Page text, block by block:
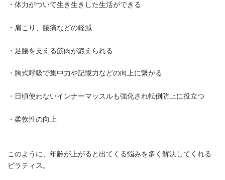
・体力がついて生き生きした生活ができる
・肩こり、腰痛などの軽減
・足腰を支える筋肉が鍛えられる
・胸式呼吸で集中力や記憶力などの向上に繋がる
・日頃使わないインナーマッスルも強化され転倒防止に役立つ
・柔軟性の向上
このように、年齢が上がると出てくる悩みを多く解決してくれる
ピラティス。